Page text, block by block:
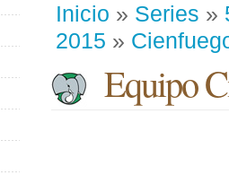
Inicio » Series »
2015 »
Equipo